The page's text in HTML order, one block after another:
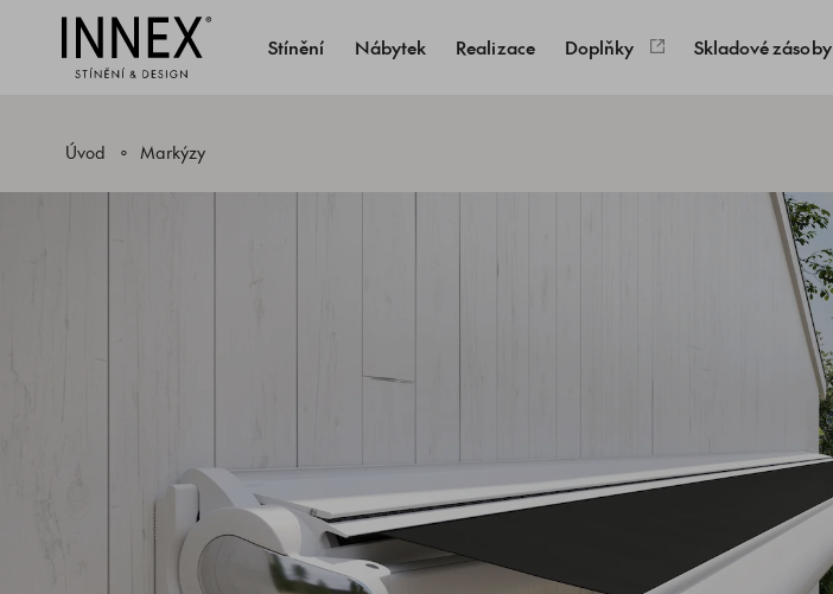
Stínění Nábytek Realizace Doplňky Skladové zásoby
Úvod Markýzy